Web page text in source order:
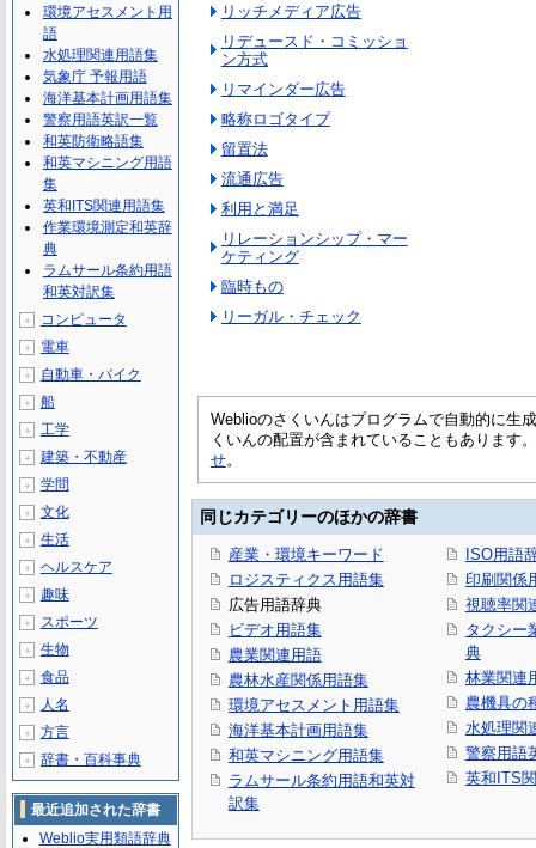
リッチメディア広告
リデュースド・コミッショ
ン方式
リマインダー広告
略称ロゴタイプ
留置法
流通広告
利用と満足
リレーションシップ・マー
ケティング
臨時もの
リーガル・チェック
Weblioのさくいんはプログラムで自動的に生
くいんの配置が含まれていることもあります
せ。
同じカテゴリーのほかの辞書
産業・環境キーワード
ロジスティクス用語集
広告用語辞典
ビデオ用語集
農業関連用語
農林水産関係用語集
環境アセスメント用語集
海洋基本計画用語集
和英マシニング用語集
ラムサール条約用語和英対
訳集
ISO用語
印刷関係
視聴率関
タクシー
典
林業関連
農機具の
水処理関
警察用語
英和ITS
環境アセスメント用
語
水処理関連用語集
気象庁 予報用語
海洋基本計画用語集
警察用語英訳一覧
和英防衛略語集
和英マシニング用語
集
英和ITS関連用語集
作業環境測定和英辞
典
ラムサール条約用語
和英対訳集
＋ コンピュータ
＋ 電車
＋ 自動車・バイク
＋ 船
＋ 工学
＋ 建築・不動産
＋ 学問
＋ 文化
＋ 生活
＋ ヘルスケア
＋ 趣味
＋ スポーツ
＋ 生物
＋ 食品
＋ 人名
＋ 方言
＋ 辞書・百科事典
最近追加された辞書
Weblio実用類語辞典